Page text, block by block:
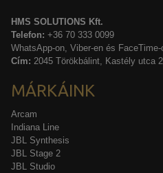
HMS SOLUTIONS Kft.
Telefon: +36 70 333 0099
WhatsApp-on, Viber-en és
Cím: 2045 Törökbálint, Kastély utca
MÁRKÁINK
Arcam
Indiana Line
JBL Synthesis
JBL Stage 2
JBL Studio